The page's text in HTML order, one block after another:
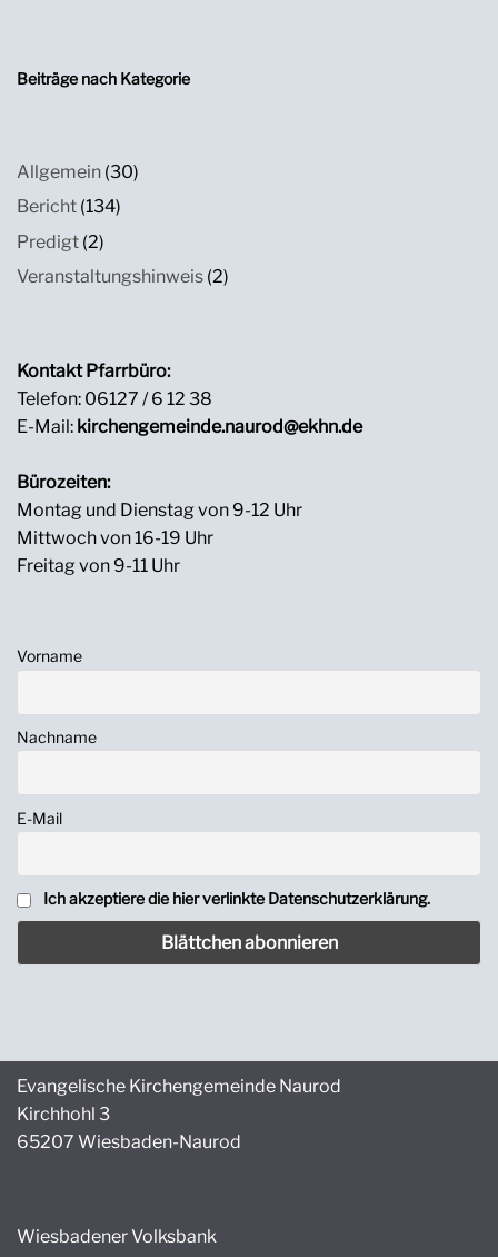
Beiträge nach Kategorie
Allgemein (30)
Bericht (134)
Predigt (2)
Veranstaltungshinweis (2)
Kontakt Pfarrbüro:
Telefon: 06127 / 6 12 38
E-Mail: kirchengemeinde.naurod@ekhn.de
Bürozeiten:
Montag und Dienstag von 9-12 Uhr
Mittwoch von 16-19 Uhr
Freitag von 9-11 Uhr
Vorname
Nachname
E-Mail
Ich akzeptiere die hier verlinkte Datenschutzerklärung.
Evangelische Kirchengemeinde Naurod
Kirchhohl 3
65207 Wiesbaden-Naurod
Wiesbadener Volksbank